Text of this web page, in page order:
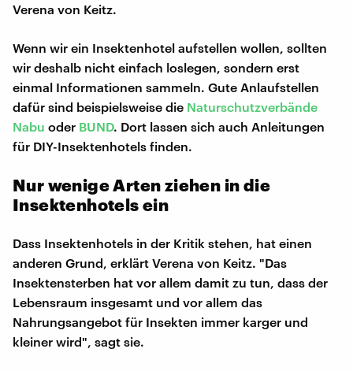
Verena von Keitz.
Wenn wir ein Insektenhotel aufstellen wollen, sollten
wir deshalb nicht einfach loslegen, sondern erst
einmal Informationen sammeln. Gute Anlaufstellen
dafür sind beispielsweise die Naturschutzverbände
Nabu oder BUND. Dort lassen sich auch Anleitungen
für DIY-Insektenhotels finden.
Nur wenige Arten ziehen in die
Insektenhotels ein
Dass Insektenhotels in der Kritik stehen, hat einen
anderen Grund, erklärt Verena von Keitz. "Das
Insektensterben hat vor allem damit zu tun, dass der
Lebensraum insgesamt und vor allem das
Nahrungsangebot für Insekten immer karger und
kleiner wird", sagt sie.